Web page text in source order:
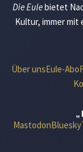
Die Eulebietet
Kultur, immer mit
Über unsEule-Abo
MastodonBluesky